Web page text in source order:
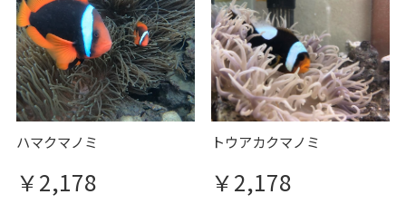
ハマクマノミ
￥2,178
トウアカクマノミ
￥2,178